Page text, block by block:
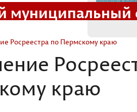
муниципальный
Росреестра по Пермскому краю
краю